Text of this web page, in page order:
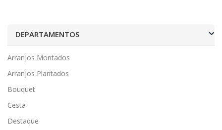
DEPARTAMENTOS
Arranjos Montados
Arranjos Plantados
Bouquet
Cesta
Destaque